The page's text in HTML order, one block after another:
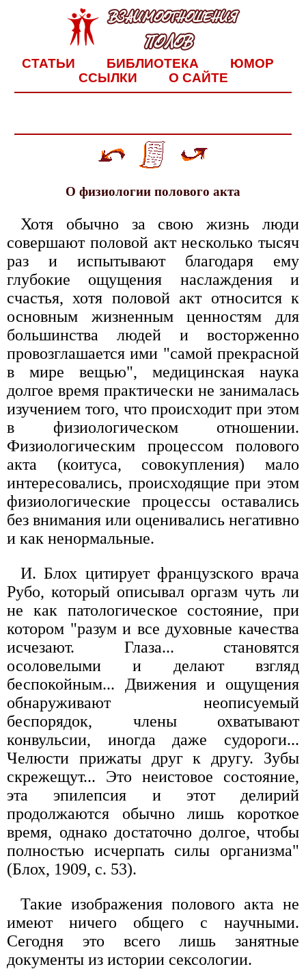
СТАТЬИ БИБЛИОТЕКА
ЮМОР
ССЫЛКИ
О САЙТЕ
О физиологии полового акта
Хотя обычно за свою жизнь люди
совершают половой акт несколько тысяч
раз и испытывают благодаря ему
глубокие ощущения наслаждения и
счастья, хотя половой акт относится к
основным жизненным ценностям для
большинства людей и восторженно
провозглашается ими "самой прекрасной
в мире вещью", медицинская наука
долгое время практически не занималась
изучением того, что происходит при этом
в физиологическом отношении.
Физиологическим процессом полового
акта (коитуса, совокупления) мало
интересовались, происходящие при этом
физиологические процессы оставались
без внимания или оценивались негативно
и как ненормальные.
И. Блох цитирует французского врача
Рубо, который описывал оргазм чуть ли
не как патологическое состояние, при
котором "разум и все духовные качества
исчезают. Глаза... становятся
осоловелыми и делают взгляд
беспокойным... Движения и ощущения
обнаруживают неописуемый
беспорядок, члены охватывают
конвульсии, иногда даже судороги...
Челюсти прижаты друг к другу. Зубы
скрежещут... Это неистовое состояние,
эта эпилепсия и этот делирий
продолжаются обычно лишь короткое
время, однако достаточно долгое, чтобы
полностью исчерпать силы организма"
(Блох, 1909, с. 53).
Такие изображения полового акта не
имеют ничего общего с научными.
Сегодня это всего лишь занятные
документы из истории сексологии.